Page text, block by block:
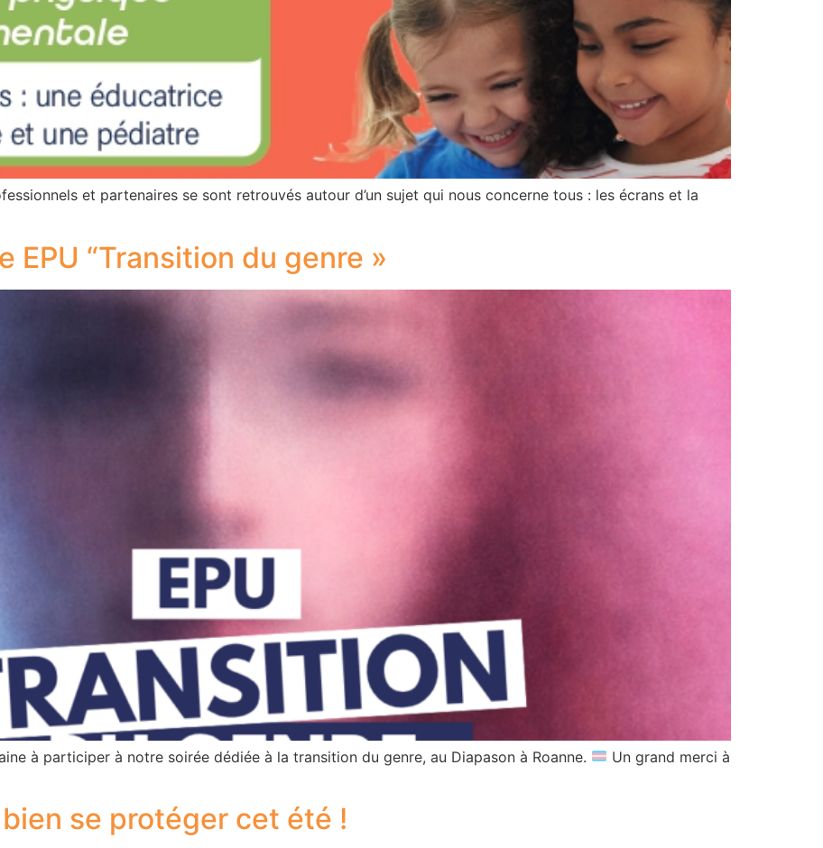
et partenaires se sont retrouvés autour d’un sujet qui nous concerne tous : les écrans et la
EPU “Transition du genre »
à participer à notre soirée dédiée à la transition du genre, au Diapason à Roanne.
Un grand merci à
se protéger cet été !